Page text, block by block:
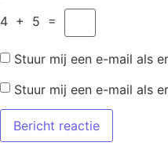
4 + 5 =
Stuur mij een e-mail als
Stuur mij een e-mail als